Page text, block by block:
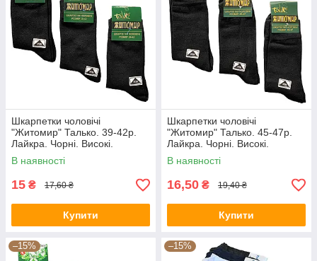
Шкарпетки чоловічі
"Житомир" Талько. 39-42р.
Лайкра. Чорні. Високі.
Демісезонні.
В наявності
15 ₴ 17,60 ₴
Купити
Шкарпетки чоловічі
"Житомир" Талько. 45-47р.
Лайкра. Чорні. Високі.
Демісезонні.
В наявності
16,50 ₴ 19,40 ₴
Купити
–15% –15%